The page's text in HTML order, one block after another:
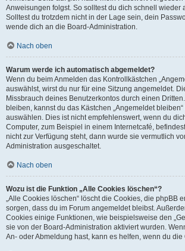
Anweisungen folgst. So solltest du dich schnell wieder
Solltest du trotzdem nicht in der Lage sein, dein
wende dich an die Board-Administration.
Nach oben
Warum werde ich automatisch abgemeldet?
Wenn du beim Anmelden das Kontrollkästchen
auswählst, wirst du nur für eine Sitzung angemeldet.
Missbrauch deines Benutzerkontos durch einen
bleiben, kannst du das Kästchen „Angemeldet
auswählen. Dies ist nicht empfehlenswert, wenn du
Computer, zum Beispiel in einem Internetcafé,
nicht zur Verfügung steht, dann wurde sie vermutlich
Administration ausgeschaltet.
Nach oben
Wozu ist die Funktion „Alle Cookies löschen“?
„Alle Cookies löschen“ löscht die Cookies, die phpBB
sorgen, dass du im Forum angemeldet bleibst.
Cookies einige Funktionen, wie beispielsweise den
sie von der Board-Administration aktiviert wurden.
An- oder Abmeldung hast, kann es helfen, wenn du die